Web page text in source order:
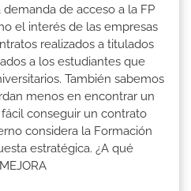
de acceso a la FP
el interés de las empresas
realizados a titulados
a los estudiantes que
También sabemos
menos en encontrar un
conseguir un contrato
considera la Formación
estratégica. ¿A qué